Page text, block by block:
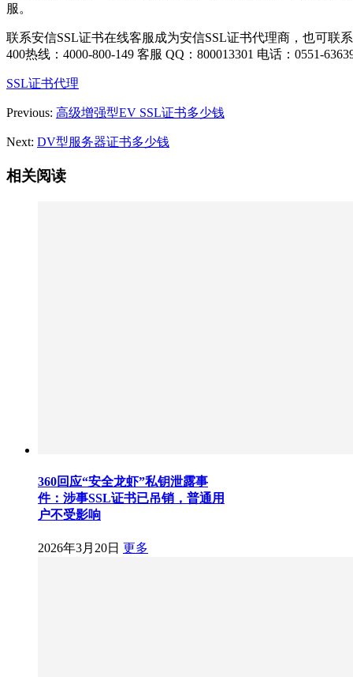
服。
联系安信SSL证书在线客服成为安信SSL证书代理商，也可联
400热线：4000-800-149 客服 QQ：800013301 电话：0551-
SSL证书代理
Previous: 高级增强型EV SSL证书多少钱
Next: DV型服务器证书多少钱
相关阅读
360回应“安全龙虾”私钥泄露事
件：涉事SSL证书已吊销，普通用
户不受影响
2026年3月20日 更多